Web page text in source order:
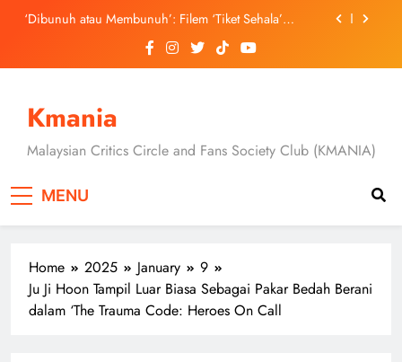
September Ini
‘Dibunuh atau Membunuh’: Filem ‘Tiket Sehala’
3 Sebab Untuk Mula Menonton “My Bias, My Boss”,
Kini Distrim di HBO Max Malaysia
SEUNGKWAN dan DINO SEVENTEEN
Duta Global Antarabangsa iQIYI, Cheng Lei Bakal
Buat Penampilan Istimewa di Kuala Lumpur
September Ini
Satukan Empat Negara Asia
3 Sebab Untuk Mula Menonton “My Bias, My Boss”,
Kini Distrim di HBO Max Malaysia
Kmania
Malaysian Critics Circle and Fans Society Club (KMANIA)
MENU
Home 2025 January
9
Ju Ji Hoon Tampil Luar Biasa Sebagai Pakar Bedah Berani
dalam ‘The Trauma Code: Heroes On Call